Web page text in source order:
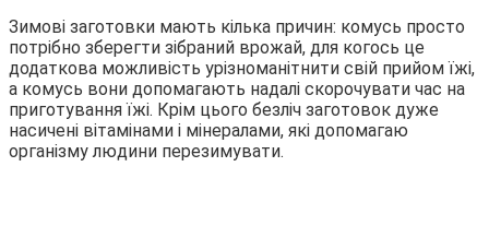
Зимові заготовки мають кілька причин: комусь просто
потрібно зберегти зібраний врожай, для когось це
додаткова можливість урізноманітнити свій прийом їжі,
а комусь вони допомагають надалі скорочувати час на
приготування їжі. Крім цього безліч заготовок дуже
насичені вітамінами і мінералами, які допомагаю
організму людини перезимувати.